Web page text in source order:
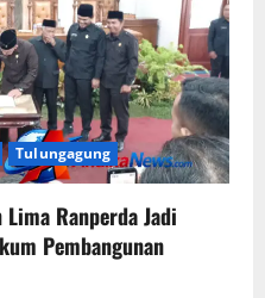
Tulungagung
Lima Ranperda Jadi
Pembangunan